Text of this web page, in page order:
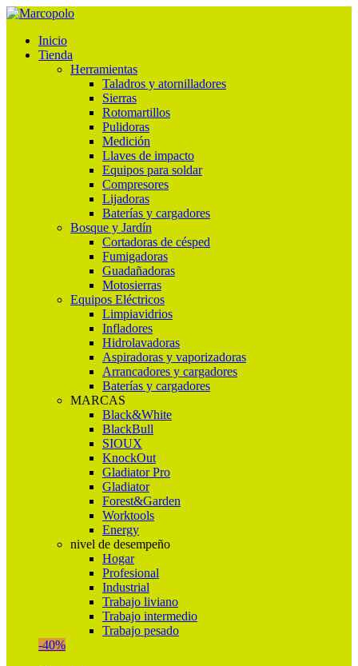
Inicio
Tienda
Herramientas
Taladros y atornilladores
Sierras
Rotomartillos
Pulidoras
Medición
Llaves de impacto
Equipos para soldar
Compresores
Lijadoras
Baterías y cargadores
Bosque y Jardín
Cortadoras de césped
Fumigadoras
Guadañadoras
Motosierras
Equipos Eléctricos
Limpiavidrios
Infladores
Hidrolavadoras
Aspiradoras y vaporizadoras
Arrancadores y cargadores
Baterías y cargadores
MARCAS
Black&White
BlackBull
SIOUX
KnockOut
Gladiator Pro
Gladiator
Forest&Garden
Worktools
Energy
nivel de desempeño
Hogar
Profesional
Industrial
Trabajo liviano
Trabajo intermedio
Trabajo pesado
-40%